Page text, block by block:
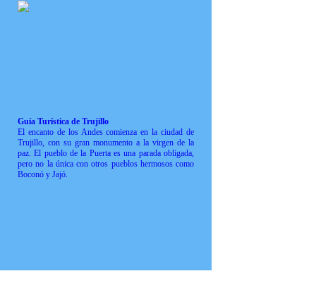
Guía Turística de Trujillo
El encanto de los Andes comienza en la ciudad de
Trujillo, con su gran monumento a la virgen de la
paz. El pueblo de la Puerta es una parada obligada,
pero no la única con otros pueblos hermosos como
Boconó y Jajó.